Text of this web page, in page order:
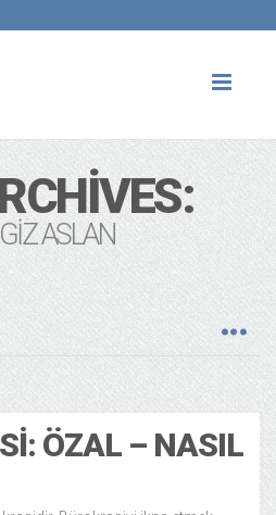
ASLAN
ÖZAL – NASIL